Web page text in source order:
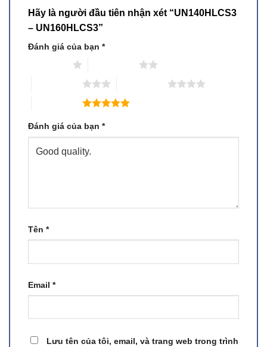
Hãy là người đầu tiên nhận xét “UN140HLCS3
– UN160HLCS3”
Đánh giá của bạn *
Đánh giá của bạn *
Tên *
Email *
Lưu tên của tôi, email, và trang web trong trình